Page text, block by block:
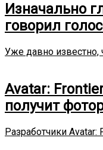
Изначально
говорил
Уже давно известно,
Avatar:
получит
Разработчики Avatar: